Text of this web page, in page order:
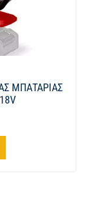
ΜΠΑΤΑΡΙΑΣ